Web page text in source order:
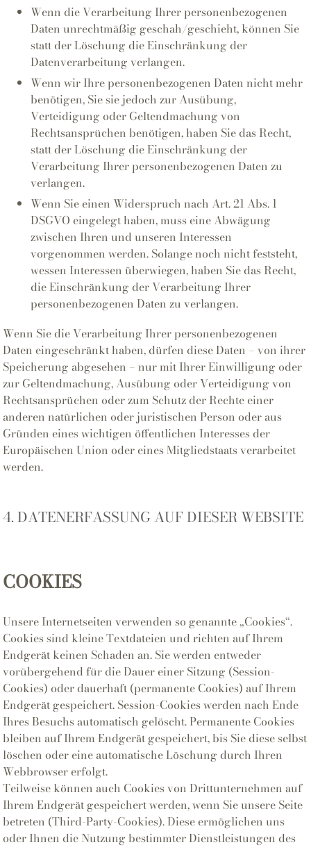
Wenn die Verarbeitung Ihrer personenbezogenen
Daten unrechtmäßig geschah/geschieht, können Sie
statt der Löschung die Einschränkung der
Datenverarbeitung verlangen.
Wenn wir Ihre personenbezogenen Daten nicht mehr
benötigen, Sie sie jedoch zur Ausübung,
Verteidigung oder Geltendmachung von
Rechtsansprüchen benötigen, haben Sie das Recht,
statt der Löschung die Einschränkung der
Verarbeitung Ihrer personenbezogenen Daten zu
verlangen.
Wenn Sie einen Widerspruch nach Art. 21 Abs. 1
DSGVO eingelegt haben, muss eine Abwägung
zwischen Ihren und unseren Interessen
vorgenommen werden. Solange noch nicht feststeht,
wessen Interessen überwiegen, haben Sie das Recht,
die Einschränkung der Verarbeitung Ihrer
personenbezogenen Daten zu verlangen.
Wenn Sie die Verarbeitung Ihrer personenbezogenen
Daten eingeschränkt haben, dürfen diese Daten – von ihrer
Speicherung abgesehen – nur mit Ihrer Einwilligung oder
zur Geltendmachung, Ausübung oder Verteidigung von
Rechtsansprüchen oder zum Schutz der Rechte einer
anderen natürlichen oder juristischen Person oder aus
Gründen eines wichtigen öffentlichen Interesses der
Europäischen Union oder eines Mitgliedstaats verarbeitet
werden.
4. DATENERFASSUNG AUF DIESER WEBSITE
COOKIES
Unsere Internetseiten verwenden so genannte „Cookies“.
Cookies sind kleine Textdateien und richten auf Ihrem
Endgerät keinen Schaden an. Sie werden entweder
vorübergehend für die Dauer einer Sitzung (Session-
Cookies) oder dauerhaft (permanente Cookies) auf Ihrem
Endgerät gespeichert. Session-Cookies werden nach Ende
Ihres Besuchs automatisch gelöscht. Permanente Cookies
bleiben auf Ihrem Endgerät gespeichert, bis Sie diese selbst
löschen oder eine automatische Löschung durch Ihren
Webbrowser erfolgt.
Teilweise können auch Cookies von Drittunternehmen auf
Ihrem Endgerät gespeichert werden, wenn Sie unsere Seite
betreten (Third-Party-Cookies). Diese ermöglichen uns
oder Ihnen die Nutzung bestimmter Dienstleistungen des